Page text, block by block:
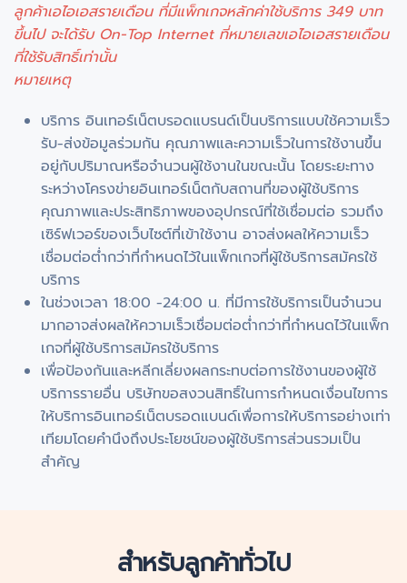
ลูกค้าเอไอเอสรายเดือน ที่มีแพ็กเกจหลักค่าใช้บริการ 349 บาท
ขึ้นไป จะได้รับ On-Top Internet ที่หมายเลขเอไอเอสรายเดือน
ที่ใช้รับสิทธิ์เท่านั้น
หมายเหตุ
บริการ อินเทอร์เน็ตบรอดแบรนด์เป็นบริการแบบใช้ความเร็ว
รับ-ส่งข้อมูลร่วมกัน คุณภาพและความเร็วในการใช้งานขึ้น
อยู่กับปริมาณหรือจำนวนผู้ใช้งานในขณะนั้น โดยระยะทาง
ระหว่างโครงข่ายอินเทอร์เน็ตกับสถานที่ของผู้ใช้บริการ
คุณภาพและประสิทธิภาพของอุปกรณ์ที่ใช้เชื่อมต่อ รวมถึง
เซิร์ฟเวอร์ของเว็บไซต์ที่เข้าใช้งาน อาจส่งผลให้ความเร็ว
เชื่อมต่อต่ำกว่าที่กำหนดไว้ในแพ็กเกจที่ผู้ใช้บริการสมัครใช้
บริการ
ในช่วงเวลา 18:00 -24:00 น. ที่มีการใช้บริการเป็นจำนวน
มากอาจส่งผลให้ความเร็วเชื่อมต่อต่ำกว่าที่กำหนดไว้ในแพ็ก
เกจที่ผู้ใช้บริการสมัครใช้บริการ
เพื่อป้องกันและหลีกเลี่ยงผลกระทบต่อการใช้งานของผู้ใช้
บริการรายอื่น บริษัทขอสงวนสิทธิ์ในการกำหนดเงื่อนไขการ
ให้บริการอินเทอร์เน็ตบรอดแบนด์เพื่อการให้บริการอย่างเท่า
เทียมโดยคำนึงถึงประโยชน์ของผู้ใช้บริการส่วนรวมเป็น
สำคัญ
สำหรับลูกค้าทั่วไป